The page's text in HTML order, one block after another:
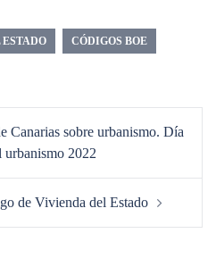
CÓDIGOS BOE
Canarias sobre urbanismo. Día
urbanismo 2022
de Vivienda del Estado